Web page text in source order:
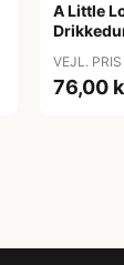
A Little
VEJL.
76,00